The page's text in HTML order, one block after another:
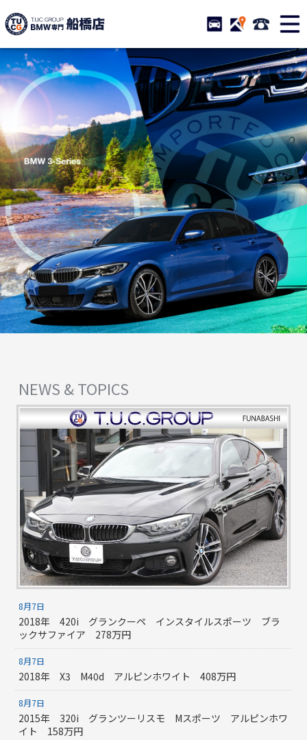
TUCグループ BMW専門 船
STOCK ACCESS 047-
ニュース
在庫リスト
目玉車両一覧
店舗紹介
保証＆サービス
アクセスマップ
全国納車
お問い合わせ
特別作業について
オーダーサービス
買取無料査定
自動車保険
TUCとは？
リクルート
納車blog
スタッフblog
会社概要
NEWS & TOPICS
8月7日
2018年 420i グランクーペ インスタイルスポーツ ブラ
ックサファイア 278万円
8月7日
2018年 X3 M40d アルピンホワイト 408万円
8月7日
2015年 320i グランツーリスモ Mスポーツ アルピンホワ
イト 158万円